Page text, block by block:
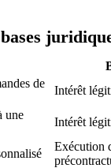
de
Intérêt
une
Intérêt
Exécution